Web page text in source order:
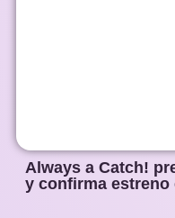
Always a Catch!
y confirma estreno